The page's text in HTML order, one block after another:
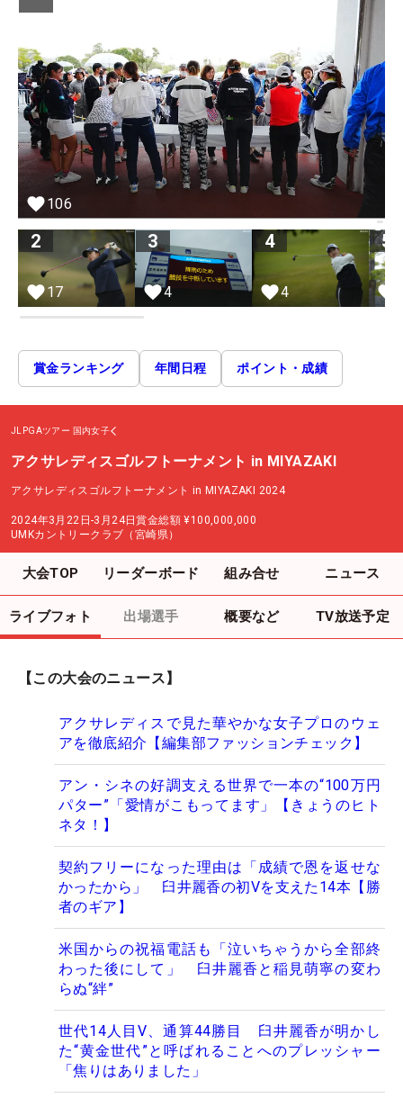
106
2
17
3
4
4
4
5
賞金ランキング 年間日程 ポイント・成績
JLPGAツアー 国内女子
アクサレディスゴルフトーナメント in MIYAZAKI
アクサレディスゴルフトーナメント in MIYAZAKI 2024
2024年3月22日-3月24日賞金総額 ¥100,000,000
UMKカントリークラブ（宮崎県）
大会TOP リーダーボード 組み合せ ニュース
ライブフォト 出場選手 概要など TV放送予定
【この大会のニュース】
アクサレディスで見た華やかな女子プロのウェ
アを徹底紹介【編集部ファッションチェック】
アン・シネの好調支える世界で一本の“100万円
パター”「愛情がこもってます」【きょうのヒト
ネタ！】
契約フリーになった理由は「成績で恩を返せな
かったから」 臼井麗香の初Vを支えた14本【勝
者のギア】
米国からの祝福電話も「泣いちゃうから全部終
わった後にして」 臼井麗香と稲見萌寧の変わ
らぬ“絆”
世代14人目V、通算44勝目 臼井麗香が明かし
た“黄金世代”と呼ばれることへのプレッシャー
「焦りはありました」